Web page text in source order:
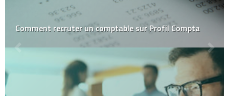
Comment recruter un comptable sur Profil Compta